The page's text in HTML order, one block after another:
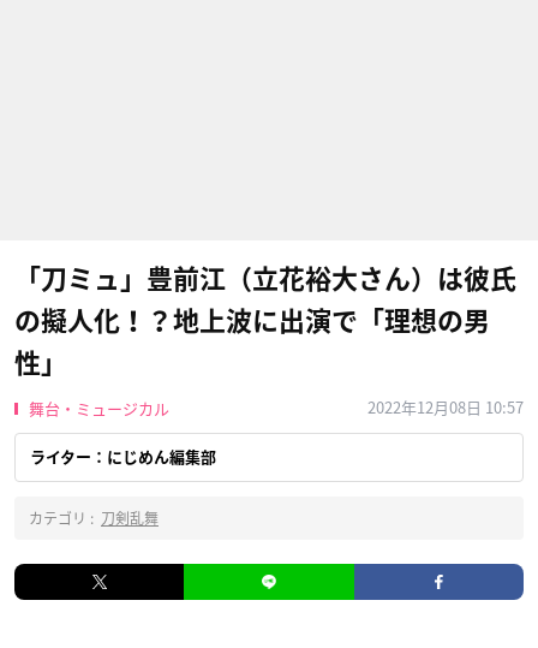
「刀ミュ」豊前江（立花裕大さん）は彼氏
の擬人化！？地上波に出演で「理想の男
性」
舞台・ミュージカル 2022年12月08日 10:57
ライター：にじめん編集部
カテゴリ : 刀剣乱舞